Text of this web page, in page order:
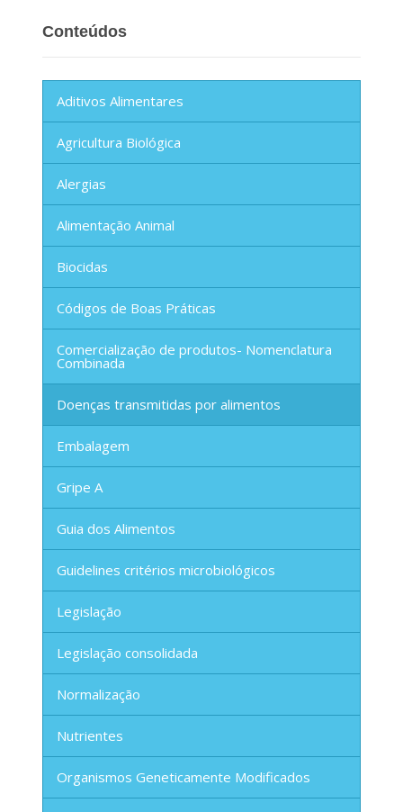
Conteúdos
Aditivos Alimentares
Agricultura Biológica
Alergias
Alimentação Animal
Biocidas
Códigos de Boas Práticas
Comercialização de produtos- Nomenclatura
Combinada
Doenças transmitidas por alimentos
Embalagem
Gripe A
Guia dos Alimentos
Guidelines critérios microbiológicos
Legislação
Legislação consolidada
Normalização
Nutrientes
Organismos Geneticamente Modificados